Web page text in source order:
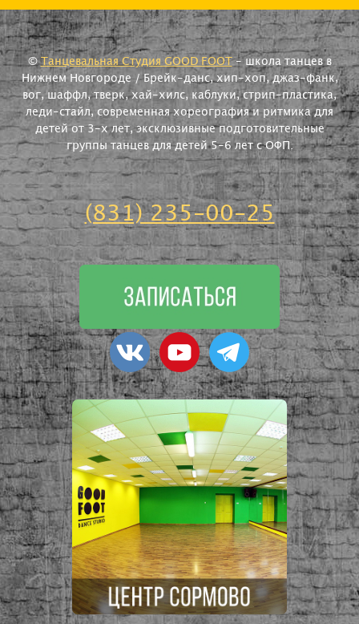
©Танцевальная Студия GOOD FOOT- школа танцев в
Нижнем Новгороде / Брейк-данс, хип-хоп, джаз-фанк,
вог, шаффл, тверк, хай-хилс, каблуки, стрип-пластика,
леди-стайл, современная хореография и ритмика для
детей от 3-х лет, эксклюзивные подготовительные
группы танцев для детей 5-6 лет с ОФП.
(831) 235-00-25